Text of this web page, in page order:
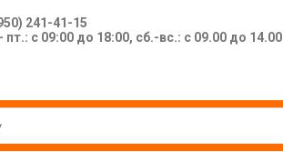
241-41-15
пт.: с 09:00 до 18:00, сб.-вс.: с 09.00 до 14.00